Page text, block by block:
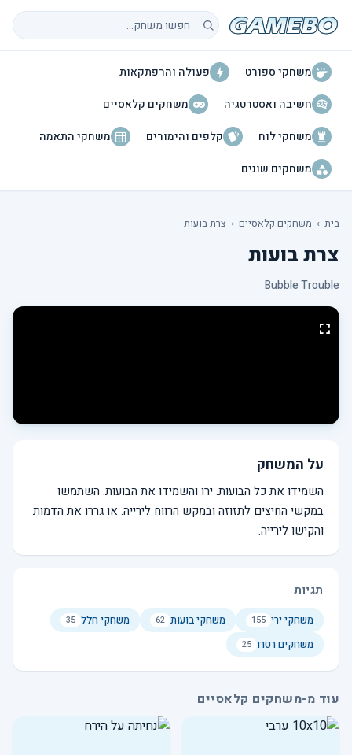
חיפוש משחקים
משחקי ספורט
פעולה והרפתקאות
חשיבה ואסטרטגיה
משחקים קלאסיים
משחקי לוח
קלפים והימורים
משחקי התאמה
משחקים שונים
בית › משחקים קלאסיים › צרת בועות
צרת בועות
Bubble Trouble
על המשחק
השמידו את כל הבועות. ירו והשמידו את הבועות. השתמשו
במקשי החיצים לתזוזה ובמקש הרווח לירייה. או גררו את הדמות
והקישו לירייה.
תגיות
משחקי ירי 155 משחקי בועות 62 משחקי חלל 35
משחקים רטרו 25
עוד מ-משחקים קלאסיים